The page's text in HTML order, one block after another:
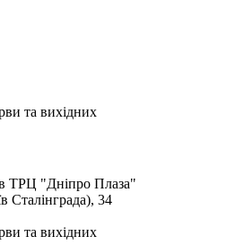
та вихідних
ТРЦ "Дніпро Плаза"
Сталінграда), 34
та вихідних